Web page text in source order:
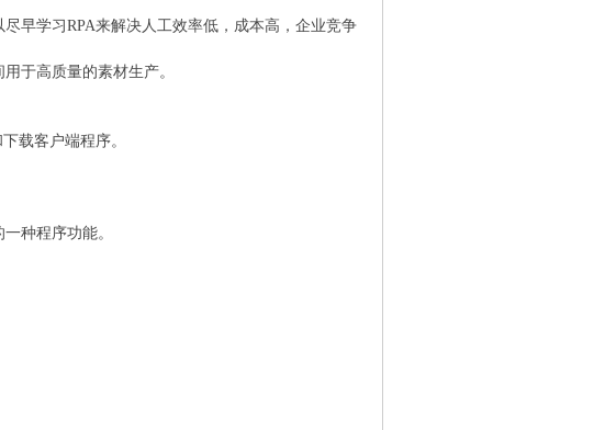
早学习RPA来解决人工效率低，成本高，企业竞争
于高质量的素材生产。
载客户端程序。
种程序功能。